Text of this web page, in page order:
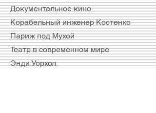
Документальное кино
Корабельный инженер Костенко
Париж под Мухой
Театр в современном мире
Энди Уорхол